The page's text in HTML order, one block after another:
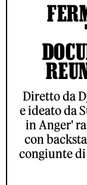
Diretto da
e ideato da
in Anger'
con
congiunte